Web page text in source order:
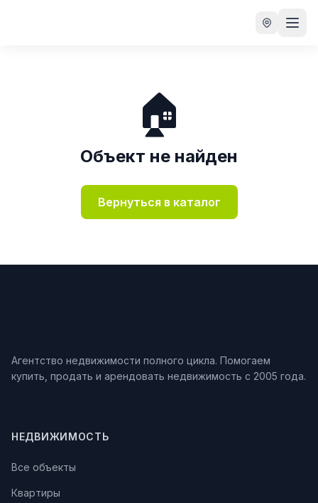
🏠
Объект не найден
Вернуться в каталог
Агентство недвижимости полного цикла. Помогаем
купить, продать и арендовать недвижимость с 2005 года.
НЕДВИЖИМОСТЬ
Все объекты
Квартиры